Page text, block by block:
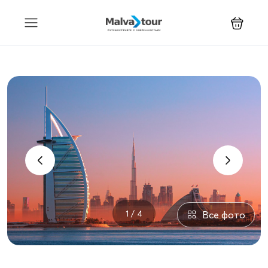
‹ ›
1 / 4 Все фото